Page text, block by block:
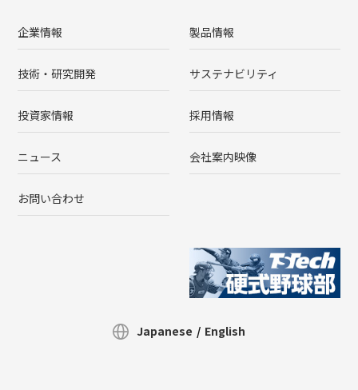
企業情報 製品情報
技術・研究開発 サステナビリティ
投資家情報 採用情報
ニュース 会社案内映像
お問い合わせ
Japanese / English